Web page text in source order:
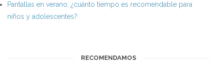
Pantallas en verano: ¿cuánto tiempo es recomendable para
niños y adolescentes?
RECOMENDAMOS